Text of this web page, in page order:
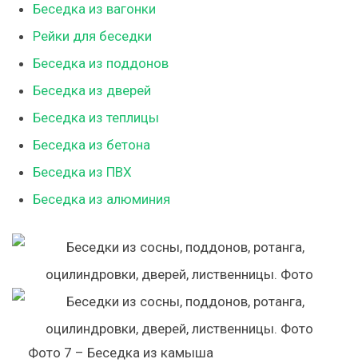
Беседка из вагонки
Рейки для беседки
Беседка из поддонов
Беседка из дверей
Беседка из теплицы
Беседка из бетона
Беседка из ПВХ
Беседка из алюминия
Фото 7 – Беседка из камыша